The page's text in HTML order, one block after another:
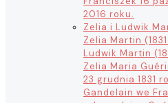
2016 roku.
Zelia i Ludwik
Zelia Martin
Ludwik Martin
Zelia Maria
23 grudnia 1831
Gandelain we